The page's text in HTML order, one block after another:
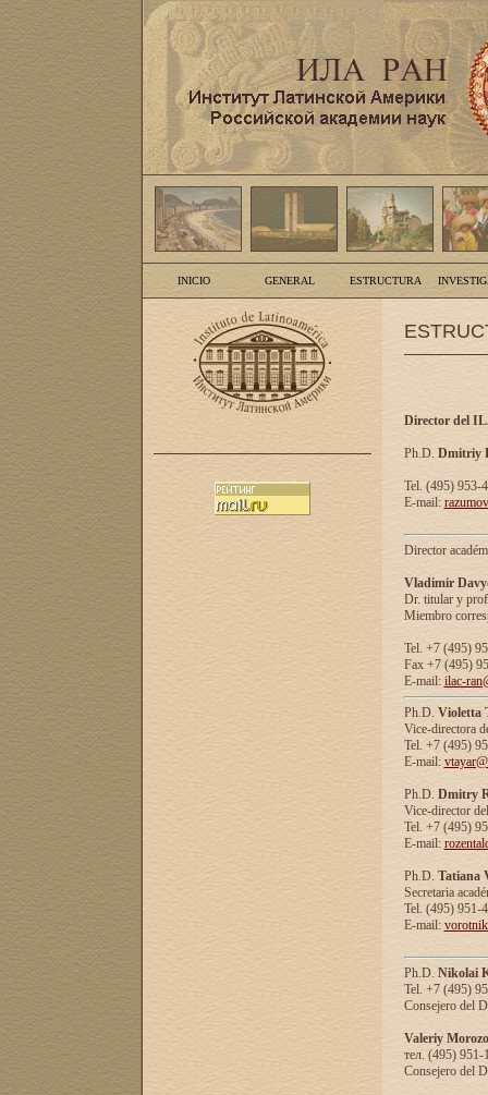
INICIO GENERAL ESTRUCTURA
Director del
Ph.D. Dmitriy
Tel. (495) 953-
E-mail:
Director
Vladimir
Dr. titular y
Miembro
Tel. +7 (495)
Fax +7 (495)
E-mail: ilac-
Ph.D. Violetta
Vice-directora
Tel. +7 (495)
E-mail:
Ph.D. Dmitry
Vice-director
Tel. +7 (495)
E-mail:
Ph.D. Tatiana
Secretaria
Tel. (495) 951-
E-mail:
Ph.D. Nikolai
Tel. +7 (495)
Consejero del
Valeriy
тел. (495) 951-
Consejero del